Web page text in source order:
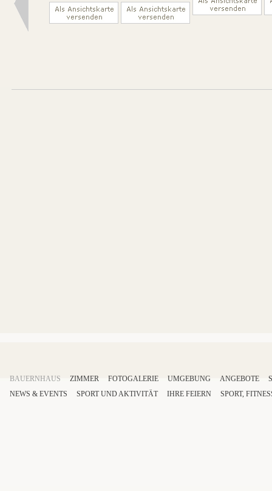
BAUERNHAUS ZIMMER FOTOGALERIE UMGEBUNG ANGEBOTE
NEWS & EVENTS
SPORTUND AKTIVITÄT IHRE FEIERN SPORT,